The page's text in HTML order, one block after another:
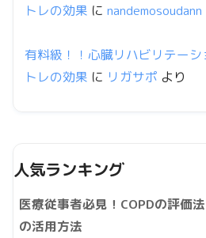
トレの効果 に nandemosoudann
有料級！！心臓リハビリテー
トレの効果 に リガサポ より
人気ランキング
医療従事者必見！COPDの評価
の活用方法